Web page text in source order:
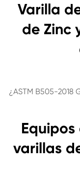
Varilla
de Zinc
¿ASTM B505-2018
varillas